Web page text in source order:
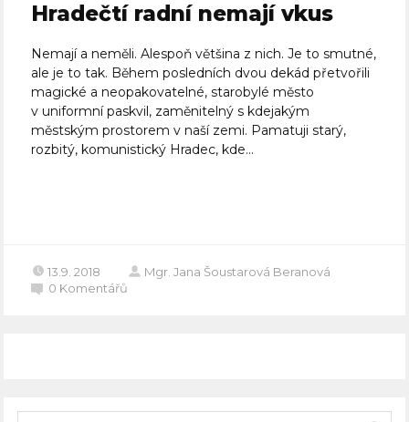
Hradečtí radní nemají vkus
Nemají a neměli. Alespoň většina z nich. Je to smutné,
ale je to tak. Během posledních dvou dekád přetvořili
magické a neopakovatelné, starobylé město
v uniformní paskvil, zaměnitelný s kdejakým
městským prostorem v naší zemi. Pamatuji starý,
rozbitý, komunistický Hradec, kde...
13.9. 2018
Mgr. Jana Šoustarová Beranová
0 Komentářů